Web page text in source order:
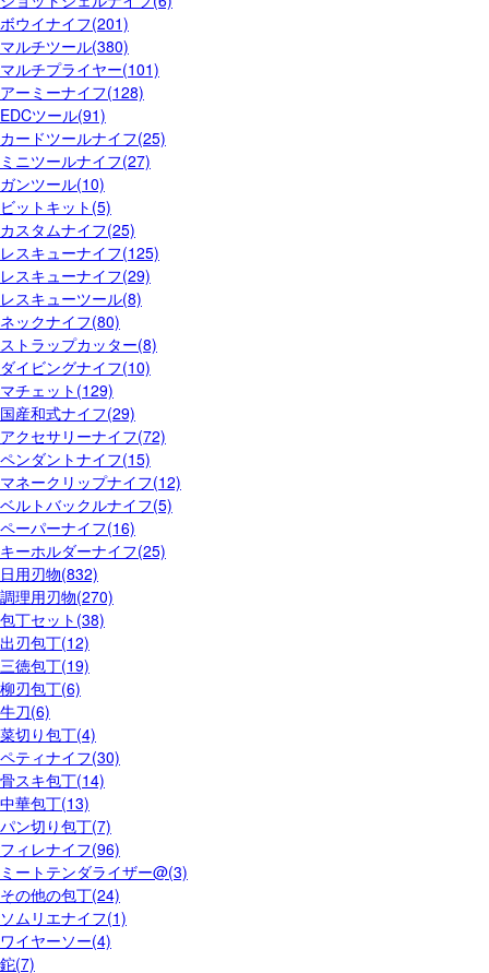
ボウイナイフ(201)
マルチツール(380)
マルチプライヤー(101)
アーミーナイフ(128)
EDCツール(91)
カードツールナイフ(25)
ミニツールナイフ(27)
ガンツール(10)
ビットキット(5)
カスタムナイフ(25)
レスキューナイフ(125)
レスキューナイフ(29)
レスキューツール(8)
ネックナイフ(80)
ストラップカッター(8)
ダイビングナイフ(10)
マチェット(129)
国産和式ナイフ(29)
アクセサリーナイフ(72)
ペンダントナイフ(15)
マネークリップナイフ(12)
ベルトバックルナイフ(5)
ペーパーナイフ(16)
キーホルダーナイフ(25)
日用刃物(832)
調理用刃物(270)
包丁セット(38)
出刃包丁(12)
三徳包丁(19)
柳刃包丁(6)
牛刀(6)
菜切り包丁(4)
ペティナイフ(30)
骨スキ包丁(14)
中華包丁(13)
パン切り包丁(7)
フィレナイフ(96)
ミートテンダライザー@(3)
その他の包丁(24)
ソムリエナイフ(1)
ワイヤーソー(4)
鉈(7)